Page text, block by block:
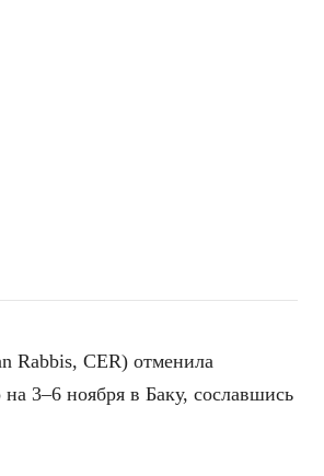
Rabbis, CER) отменила
3–6 ноября в Баку, сославшись